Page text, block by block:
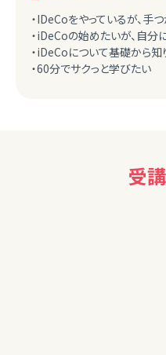
・IDeCoをやっているが、手
・iDeCoの始めたいが、自
・iDeCoについて基礎から知
・60分でサクっと学びたい
受